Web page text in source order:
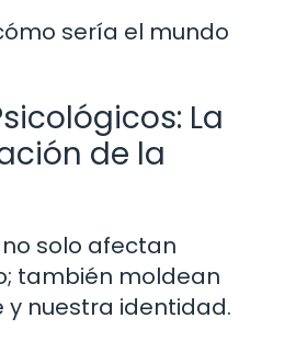
sería el mundo
La
de la
solo afectan
también moldean
nuestra identidad.